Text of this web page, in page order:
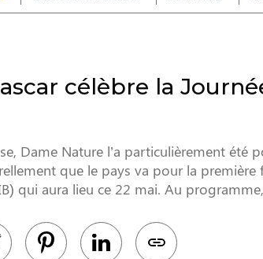
célèbre la
Dame Nature l’a particulièrement été
que le pays va pour la
qui aura lieu ce 22 mai. Au